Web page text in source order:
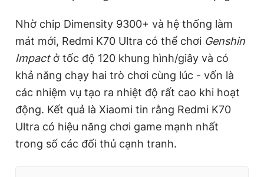
Nhờ chip Dimensity 9300+ và hệ thống làm
mát mới, Redmi K70 Ultra có thể chơi Genshin
Impactở tốc độ 120 khung hình/giây và có
khả năng chạy hai trò chơi cùng lúc - vốn là
các nhiệm vụ tạo ra nhiệt độ rất cao khi hoạt
động. Kết quả là Xiaomi tin rằng Redmi K70
Ultra có hiệu năng chơi game mạnh nhất
trong số các đối thủ cạnh tranh.